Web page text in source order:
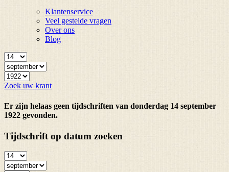
Klantenservice
Veel gestelde vragen
Over ons
Blog
Zoek uw krant
Er zijn helaas geen tijdschriften van donderdag 14 september
1922 gevonden.
Tijdschrift op datum zoeken